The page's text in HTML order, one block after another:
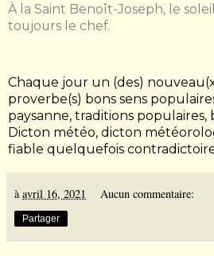
À la Saint Benoît-Joseph, le
toujours le chef.
Chaque jour un (des)
proverbe(s) bons sens
paysanne, traditions populaires,
Dicton météo, dicton mété
fiable quelquefois
à avril 16, 2021 Aucun commentaire:
Partager